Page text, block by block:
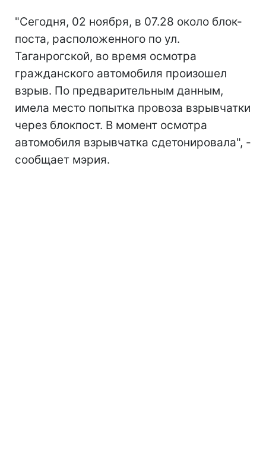
"Сегодня, 02 ноября, в 07.28 около блок-
поста, расположенного по ул.
Таганрогской, во время осмотра
гражданского автомобиля произошел
взрыв. По предварительным данным,
имела место попытка провоза взрывчатки
через блокпост. В момент осмотра
автомобиля взрывчатка сдетонировала", -
сообщает мэрия.